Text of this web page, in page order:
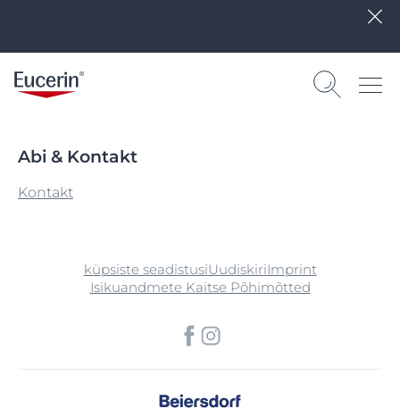
Abi & Kontakt
Kontakt
küpsiste seadistusiUudiskiriImprint
Isikuandmete Kaitse Põhimõtted